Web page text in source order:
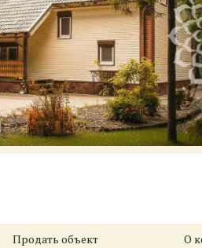
Продать объект О